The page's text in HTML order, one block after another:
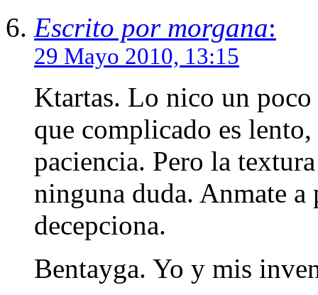
Escrito por morgana:
29 Mayo 2010, 13:15
Ktartas. Lo nico un
que complicado es
paciencia. Pero la
ninguna duda. Anmate a
decepciona.
Bentayga. Yo y mis